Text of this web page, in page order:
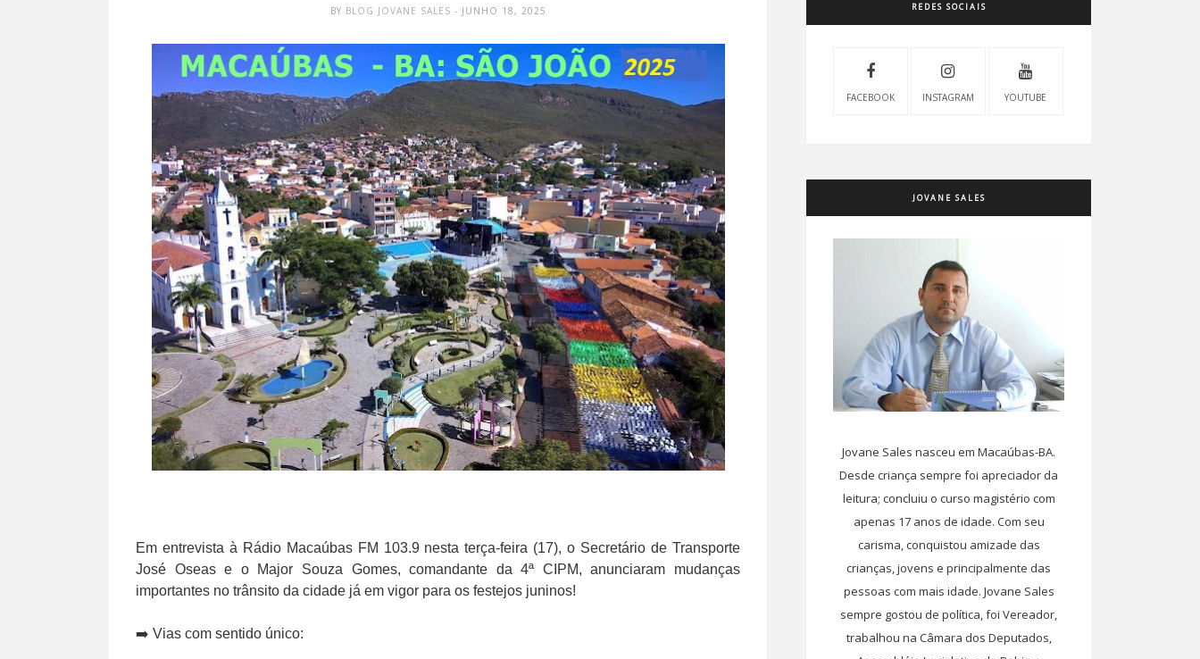
BY BLOG JOVANE SALES - JUNHO 18, 2025
Em entrevista à Rádio Macaúbas FM 103.9 nesta terça-feira (17), o Secretário de Transporte
José Oseas e o Major Souza Gomes, comandante da 4ª CIPM, anunciaram mudanças
importantes no trânsito da cidade já em vigor para os festejos juninos!
➡️ Vias com sentido único:
REDES SOCIAIS
FACEBOOK INSTAGRAM YOUTUBE
JOVANE SALES
Jovane Sales nasceu em Macaúbas-BA.
Desde criança sempre foi apreciador da
leitura; concluiu o curso magistério com
apenas 17 anos de idade. Com seu
carisma, conquistou amizade das
crianças, jovens e principalmente das
pessoas com mais idade. Jovane Sales
sempre gostou de política, foi Vereador,
trabalhou na Câmara dos Deputados,